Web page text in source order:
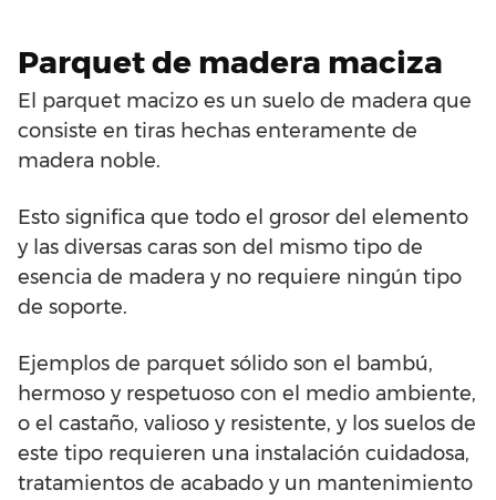
Parquet de madera maciza
El parquet macizo es un suelo de madera que
consiste en tiras hechas enteramente de
madera noble.
Esto significa que todo el grosor del elemento
y las diversas caras son del mismo tipo de
esencia de madera y no requiere ningún tipo
de soporte.
Ejemplos de parquet sólido son el bambú,
hermoso y respetuoso con el medio ambiente,
o el castaño, valioso y resistente, y los suelos de
este tipo requieren una instalación cuidadosa,
tratamientos de acabado y un mantenimiento